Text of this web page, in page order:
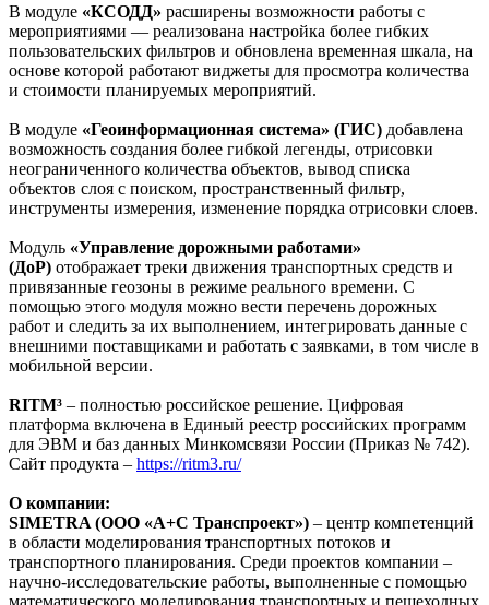
В модуле «КСОДД» расширены возможности работы с
мероприятиями — реализована настройка более гибких
пользовательских фильтров и обновлена временная шкала, на
основе которой работают виджеты для просмотра количества
и стоимости планируемых мероприятий.
В модуле «Геоинформационная система» (ГИС) добавлена
возможность создания более гибкой легенды, отрисовки
неограниченного количества объектов, вывод списка
объектов слоя с поиском, пространственный фильтр,
инструменты измерения, изменение порядка отрисовки слоев.
Модуль «Управление дорожными работами»
(ДоР) отображает треки движения транспортных средств и
привязанные геозоны в режиме реального времени. С
помощью этого модуля можно вести перечень дорожных
работ и следить за их выполнением, интегрировать данные с
внешними поставщиками и работать с заявками, в том числе в
мобильной версии.
RITM³ – полностью российское решение. Цифровая
платформа включена в Единый реестр российских программ
для ЭВМ и баз данных Минкомсвязи России (Приказ № 742).
Сайт продукта – https://ritm3.ru/
О компании:
SIMETRA (ООО «А+С Транспроект») – центр компетенций
в области моделирования транспортных потоков и
транспортного планирования. Среди проектов компании –
научно-исследовательские работы, выполненные с помощью
математического моделирования транспортных и пешеходных